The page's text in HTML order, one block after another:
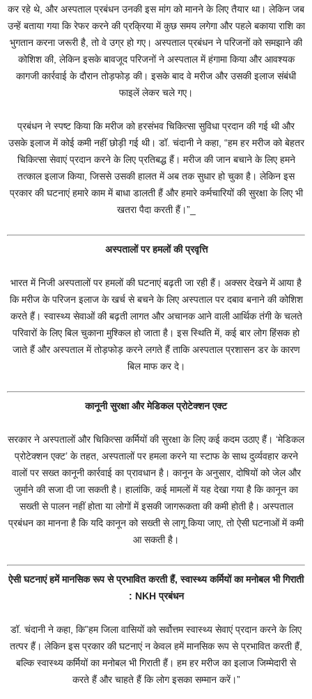
कर रहे थे, और अस्पताल प्रबंधन उनकी इस मांग को मानने के लिए तैयार था। लेकिन जब
उन्हें बताया गया कि रेफर करने की प्रक्रिया में कुछ समय लगेगा और पहले बकाया राशि का
भुगतान करना जरूरी है, तो वे उग्र हो गए। अस्पताल प्रबंधन ने परिजनों को समझाने की
कोशिश की, लेकिन इसके बावजूद परिजनों ने अस्पताल में हंगामा किया और आवश्यक
कागजी कार्रवाई के दौरान तोड़फोड़ की। इसके बाद वे मरीज और उसकी इलाज संबंधी
फाइलें लेकर चले गए।
प्रबंधन ने स्पष्ट किया कि मरीज को हरसंभव चिकित्सा सुविधा प्रदान की गई थी और
उसके इलाज में कोई कमी नहीं छोड़ी गई थी। डॉ. चंदानी ने कहा, “हम हर मरीज को बेहतर
चिकित्सा सेवाएं प्रदान करने के लिए प्रतिबद्ध हैं। मरीज की जान बचाने के लिए हमने
तत्काल इलाज किया, जिससे उसकी हालत में अब तक सुधार हो चुका है। लेकिन इस
प्रकार की घटनाएं हमारे काम में बाधा डालती हैं और हमारे कर्मचारियों की सुरक्षा के लिए भी
खतरा पैदा करती हैं।”_
अस्पतालों पर हमलों की प्रवृत्ति
भारत में निजी अस्पतालों पर हमलों की घटनाएं बढ़ती जा रही हैं। अक्सर देखने में आया है
कि मरीज के परिजन इलाज के खर्च से बचने के लिए अस्पताल पर दबाव बनाने की कोशिश
करते हैं। स्वास्थ्य सेवाओं की बढ़ती लागत और अचानक आने वाली आर्थिक तंगी के चलते
परिवारों के लिए बिल चुकाना मुश्किल हो जाता है। इस स्थिति में, कई बार लोग हिंसक हो
जाते हैं और अस्पताल में तोड़फोड़ करने लगते हैं ताकि अस्पताल प्रशासन डर के कारण
बिल माफ कर दे।
कानूनी सुरक्षा और मेडिकल प्रोटेक्शन एक्ट
सरकार ने अस्पतालों और चिकित्सा कर्मियों की सुरक्षा के लिए कई कदम उठाए हैं। ‘मेडिकल
प्रोटेक्शन एक्ट’ के तहत, अस्पतालों पर हमला करने या स्टाफ के साथ दुर्व्यवहार करने
वालों पर सख्त कानूनी कार्रवाई का प्रावधान है। कानून के अनुसार, दोषियों को जेल और
जुर्माने की सजा दी जा सकती है। हालांकि, कई मामलों में यह देखा गया है कि कानून का
सख्ती से पालन नहीं होता या लोगों में इसकी जागरूकता की कमी होती है। अस्पताल
प्रबंधन का मानना है कि यदि कानून को सख्ती से लागू किया जाए, तो ऐसी घटनाओं में कमी
आ सकती है।
ऐसी घटनाएं हमें मानसिक रूप से प्रभावित करती हैं, स्वास्थ्य कर्मियों का मनोबल भी गिराती
: NKH प्रबंधन
डॉ. चंदानी ने कहा, कि”हम जिला वासियों को सर्वोत्तम स्वास्थ्य सेवाएं प्रदान करने के लिए
तत्पर हैं। लेकिन इस प्रकार की घटनाएं न केवल हमें मानसिक रूप से प्रभावित करती हैं,
बल्कि स्वास्थ्य कर्मियों का मनोबल भी गिराती हैं। हम हर मरीज का इलाज जिम्मेदारी से
करते हैं और चाहते हैं कि लोग इसका सम्मान करें।”